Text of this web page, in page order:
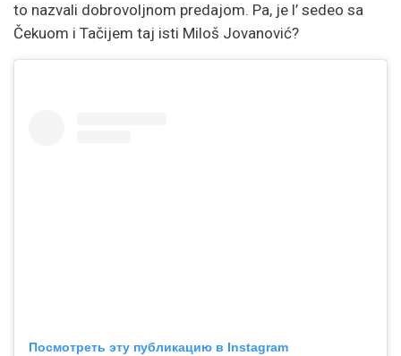
to nazvali dobrovoljnom predajom. Pa, je l’ sedeo sa
Čekuom i Tačijem taj isti Miloš Jovanović?
Посмотреть эту публикацию в Instagram